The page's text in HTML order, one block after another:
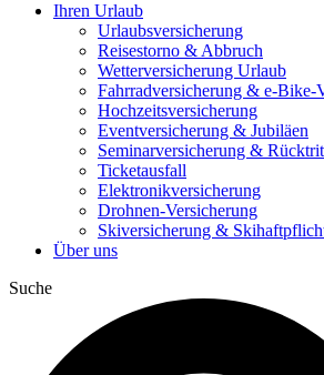
Ihren Urlaub
Urlaubsversicherung
Reisestorno & Abbruch
Wetterversicherung Urlaub
Fahrradversicherung & e-Bike-
Hochzeitsversicherung
Eventversicherung & Jubiläen
Seminarversicherung &
Ticketausfall
Elektronikversicherung
Drohnen-Versicherung
Skiversicherung &
Über uns
Suche